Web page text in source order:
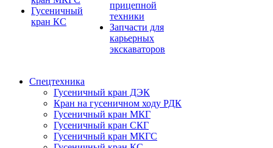
Гусеничный
кран КС
прицепной
техники
Запчасти для
карьерных
экскаваторов
Спецтехника
Гусеничный кран ДЭК
Кран на гусеничном ходу РДК
Гусеничный кран МКГ
Гусеничный кран СКГ
Гусеничный кран МКГС